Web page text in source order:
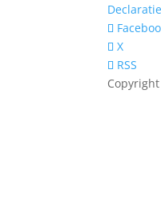
X
RSS